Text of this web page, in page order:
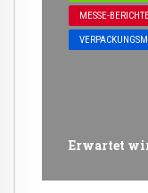
MESSE-
Erwartet